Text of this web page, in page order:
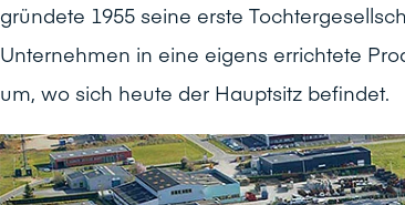
gründete 1955 seine erste
Unternehmen in eine eigens errichtete
um, wo sich heute der Hauptsitz befindet.